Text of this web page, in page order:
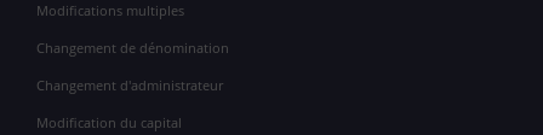
Modifications multiples
Changement de dénomination
Changement d'administrateur
Modification du capital